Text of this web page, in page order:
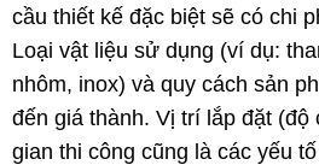
cầu thiết kế đặc biệt sẽ có chi
Loại vật liệu sử dụng (ví dụ:
nhôm, inox) và quy cách sản
đến giá thành. Vị trí lắp đặt (độ
gian thi công cũng là các yếu